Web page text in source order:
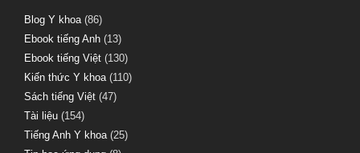
Blog Y khoa(86)
Ebook tiếng Anh (13)
Ebook tiếng Việt (130)
Kiến thức Y khoa(110)
Sách tiếng Việt (47)
Tài liệu (154)
Tiếng Anh Y khoa(25)